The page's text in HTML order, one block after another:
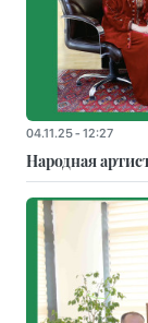
04.11.25 - 12:27
Народная